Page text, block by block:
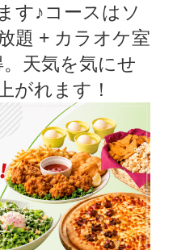
す♪コースはソ
題 + カラオケ室
天気を気にせ
がれます！